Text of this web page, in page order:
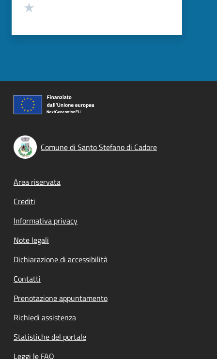
Comune di Santo Stefano di Cadore
Footer menu
Area riservata
Crediti
Informativa privacy
Note legali
Dichiarazione di accessibilità
Contatti
Prenotazione appuntamento
Richiedi assistenza
Statistiche del portale
Leggi le FAQ